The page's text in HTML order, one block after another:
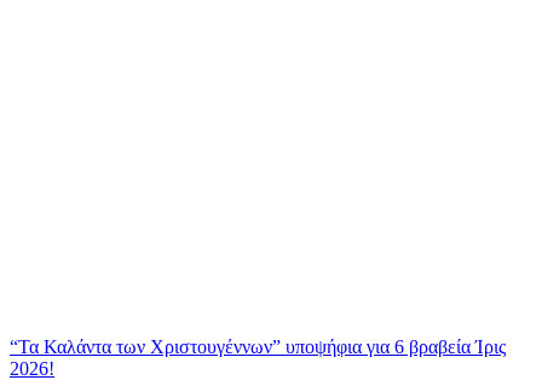
“Τα Καλάντα των Χριστουγέννων” υποψήφια για 6 βραβεία Ίρις
2026!